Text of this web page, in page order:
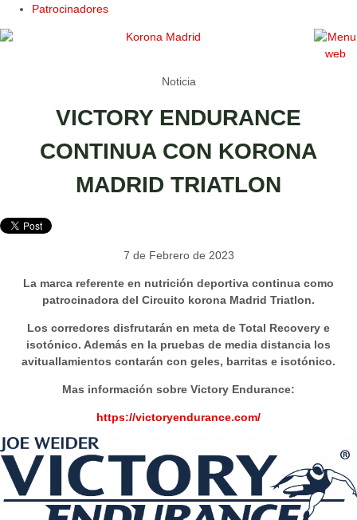
Patrocinadores
Noticia
VICTORY ENDURANCE
CONTINUA CON KORONA
MADRID TRIATLON
7 de Febrero de 2023
La marca referente en nutrición deportiva continua como
patrocinadora del Circuito korona Madrid Triatlon.
Los corredores disfrutarán en meta de Total Recovery e
isotónico. Además en la pruebas de media distancia los
avituallamientos contarán con geles, barritas e isotónico.
Mas información sobre Victory Endurance:
https://victoryendurance.com/